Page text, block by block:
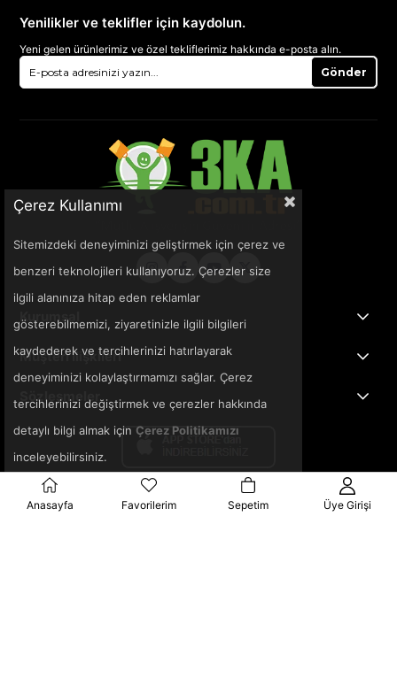
Yenilikler ve teklifler için kaydolun.
Yeni gelen ürünlerimiz ve özel tekliflerimiz hakkında e-posta alın.
Gönder
Kurumsal
Müşteri İlişkileri
Sözleşmeler
Çerez Kullanımı
Sitemizdeki deneyiminizi geliştirmek için çerez ve
benzeri teknolojileri kullanıyoruz. Çerezler size
ilgili alanınıza hitap eden reklamlar
gösterebilmemizi, ziyaretinizle ilgili bilgileri
kaydederek ve tercihlerinizi hatırlayarak
deneyiminizi kolaylaştırmamızı sağlar. Çerez
tercihlerinizi değiştirmek ve çerezler hakkında
detaylı bilgi almak için Çerez Politikamızı
inceleyebilirsiniz.
Anasayfa Favorilerim Sepetim Üye Girişi